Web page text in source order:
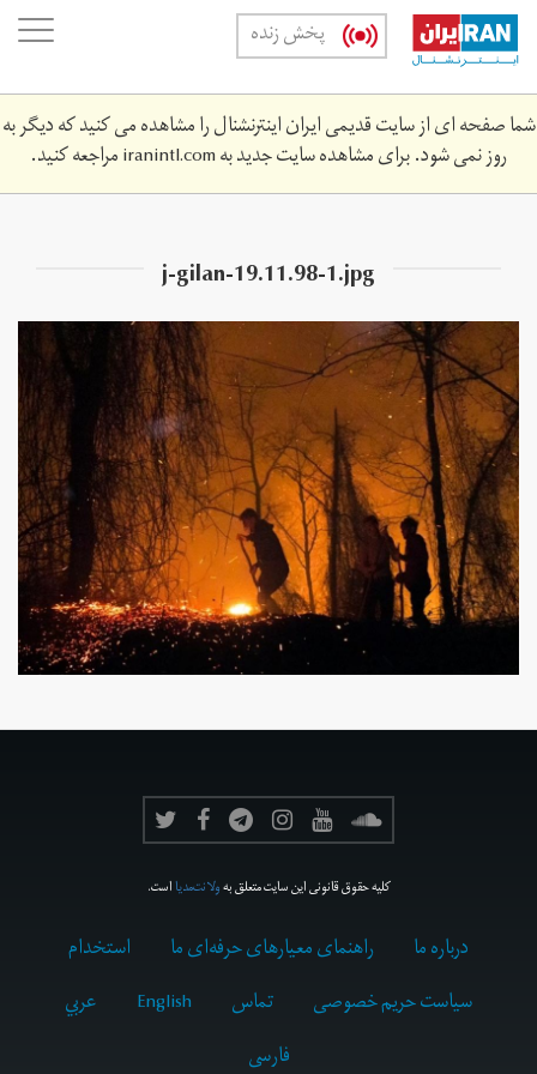
Skip
main
content
پخش زنده
شما صفحه ای از سایت قدیمی ایران اینترنشنال را مشاهده می کنید که دیگر به
روز نمی شود. برای مشاهده سایت جدید بهiranintl.comمراجعه کنید.
j-gilan-19.‎11.‎98-1.jpg
کلیه حقوق قانونی این سایت متعلق بهولانت‌مدیااست.
درباره ما راهنمای معیارهای حرفه‌ای ما
استخدام
سیاست حریم خصوصی
تماس English
عربي
فارسى